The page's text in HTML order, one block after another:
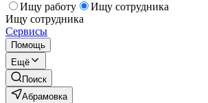
Ищу работу
Ищу сотрудника
Ищу сотрудника
Сервисы
Помощь
Ещё
Поиск
Абрамовка